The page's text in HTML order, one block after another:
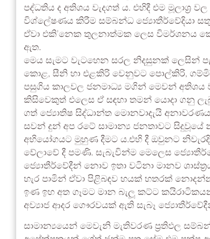
පද්ධතිය ද අතිශය වැදගත් ය. එහිදී එම මූලාශ්‍ර
විශ්ලේෂණය කිරීම සම්බන්ධ ජ්‍යොතීර්වේදියා
ඒවා එකි’නෙක තුලනාත්මක ලෙස විමර්ශනය
ඇත.
මෙය සැමට වැටහෙන සරල නිදසුනක් ලෙසින්
කොළ, සීනි හා එළකිරි වෙනුවට පොල්කිරි,
පසුගිය කාලවල ජනමාධ්‍ය මගින් මෙවන් අතිශය
කිසිවෙකුත් එලෙස ඒ සඳහා තමන් යොදා ගනු
ගත් ජ්‍යොතිෂ සිද්ධාන්ත මොනවාදැයි
සවන් දුන් අප රටේ සාමාන්‍ය ජනතාවට
අභියෝගයට මුහුණ දීමට ය.එහි දී ඔවුනට
වේලාවේ දී පමණි. සැබැවින්ම මෙලෙස
ජ්‍යොතීර්වේදීන් නොව ඉතා වටිනා මානව
හැර පාමින් ඒවා පිළිබඳව හයක් හතරක්
ඉණ ඉහ අත ගෑමට මාන බැලූ කට්ට
අව්‍යාජ ආදර ගෞරවයක් ඇති සැබෑ
සාමාන්‍යයෙන් මෙවැනි මැතිවරණ ප්‍රතිඵල